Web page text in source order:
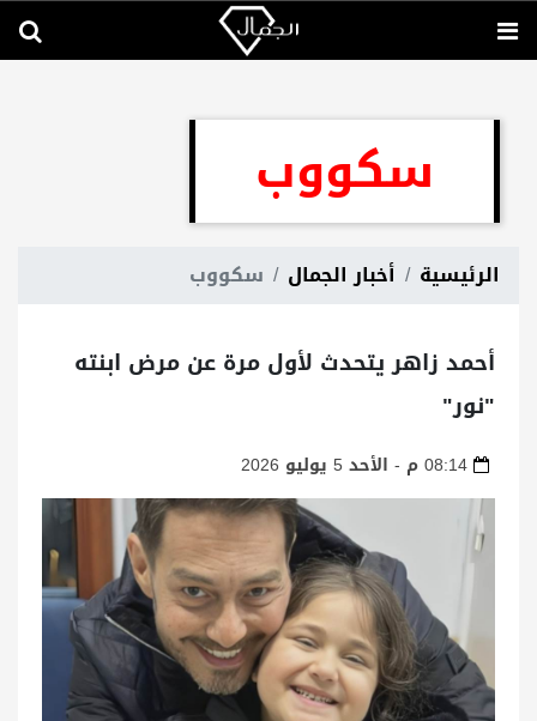
سكووب
الرئيسية أخبار الجمال سكووب
أحمد زاهر يتحدث لأول مرة عن مرض ابنته
"نور"